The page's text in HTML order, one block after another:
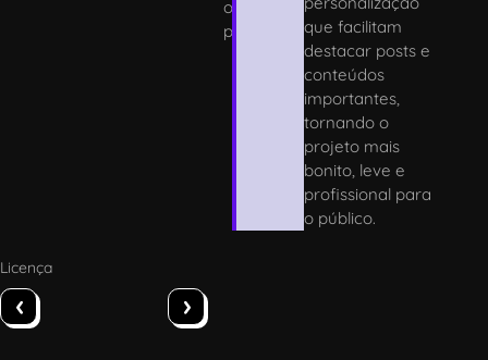
o
p
que facilitam
destacar posts e
conteúdos
importantes,
tornando o
projeto mais
bonito, leve e
profissional para
o público.
Licença
‹ ›